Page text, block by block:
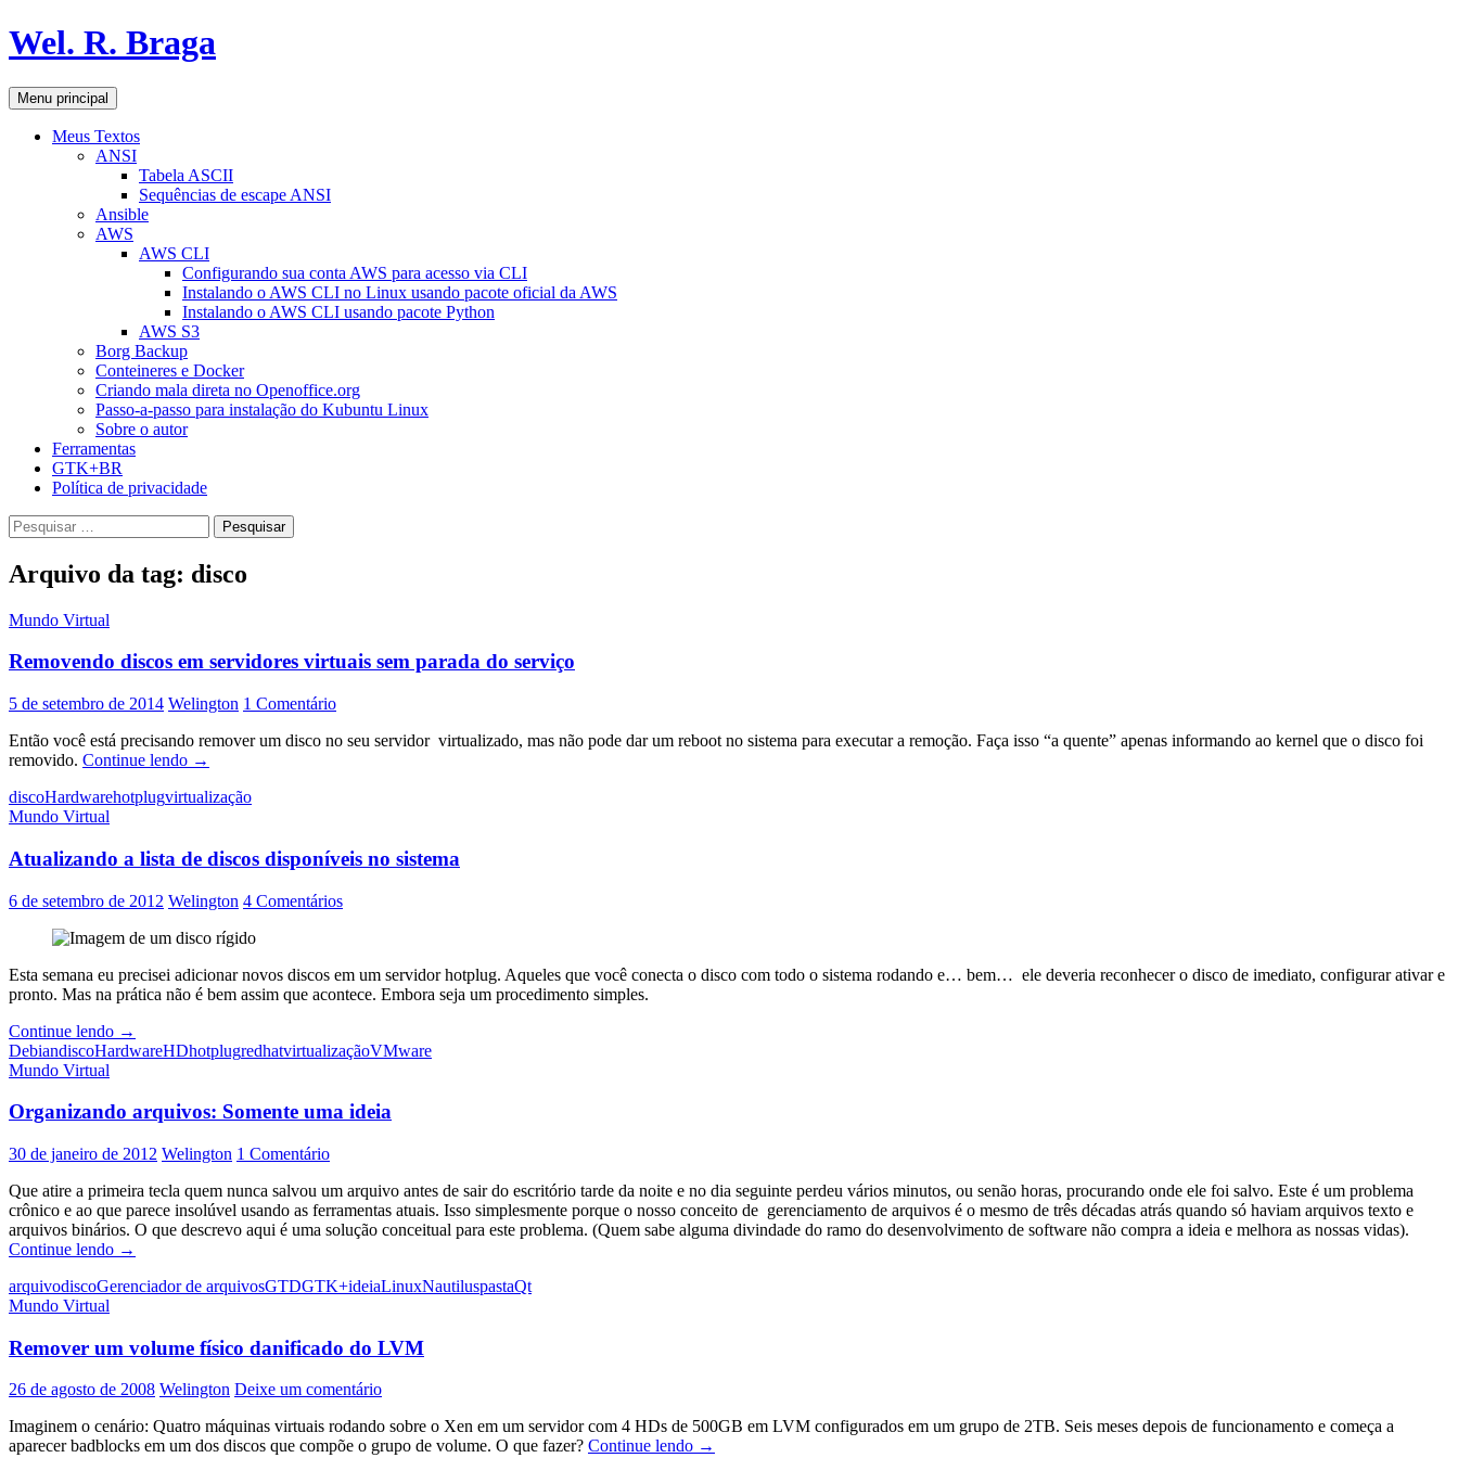
Pular
para
conteúdo
Wel. R. Braga
Pesquisar
Menu principal
Meus Textos
ANSI
Tabela ASCII
Sequências de escape ANSI
Ansible
AWS
AWS CLI
Configurando sua conta AWS para acesso via CLI
Instalando o AWS CLI no Linux usando pacote oficial da AWS
Instalando o AWS CLI usando pacote Python
AWS S3
Borg Backup
Conteineres e Docker
Criando mala direta no Openoffice.org
Passo-a-passo para instalação do Kubuntu Linux
Sobre o autor
Ferramentas
GTK+BR
Política de privacidade
Pesquisar
por:
Arquivo da tag: disco
Mundo Virtual
Removendo discos em servidores virtuais sem parada do serviço
5 de setembro de 2014 Welington 1 Comentário
Então você está precisando remover um disco no seu servidor virtualizado, mas não pode dar um reboot no sistema para executar a remoção. Faça isso “a quente” apenas informando ao kernel que o disco foi
removido. Continue lendo Removendo
em
sem
do
serviço
→
discoHardwarehotplugvirtualização
Mundo Virtual
Atualizando a lista de discos disponíveis no sistema
6 de setembro de 2012 Welington 4 Comentários
Esta semana eu precisei adicionar novos discos em um servidor hotplug. Aqueles que você conecta o disco com todo o sistema rodando e… bem… ele deveria reconhecer o disco de imediato, configurar ativar e
pronto. Mas na prática não é bem assim que acontece. Embora seja um procedimento simples.
Continue lendo Atualizando
a
discos
disponíveis
no
sistema
→
DebiandiscoHardwareHDhotplugredhatvirtualizaçãoVMware
Mundo Virtual
Organizando arquivos: Somente uma ideia
30 de janeiro de 2012 Welington 1 Comentário
Que atire a primeira tecla quem nunca salvou um arquivo antes de sair do escritório tarde da noite e no dia seguinte perdeu vários minutos, ou senão horas, procurando onde ele foi salvo. Este é um problema
crônico e ao que parece insolúvel usando as ferramentas atuais. Isso simplesmente porque o nosso conceito de gerenciamento de arquivos é o mesmo de três décadas atrás quando só haviam arquivos texto e
arquivos binários. O que descrevo aqui é uma solução conceitual para este problema. (Quem sabe alguma divindade do ramo do desenvolvimento de software não compra a ideia e melhora as nossas vidas).
Continue lendo Organizando
Somente
→
arquivodiscoGerenciador de arquivosGTDGTK+ideiaLinuxNautiluspastaQt
Mundo Virtual
Remover um volume físico danificado do LVM
26 de agosto de 2008 Welington Deixe um comentário
Imaginem o cenário: Quatro máquinas virtuais rodando sobre o Xen em um servidor com 4 HDs de 500GB em LVM configurados em um grupo de 2TB. Seis meses depois de funcionamento e começa a
aparecer badblocks em um dos discos que compõe o grupo de volume. O que fazer? Continue lendo Remover
→